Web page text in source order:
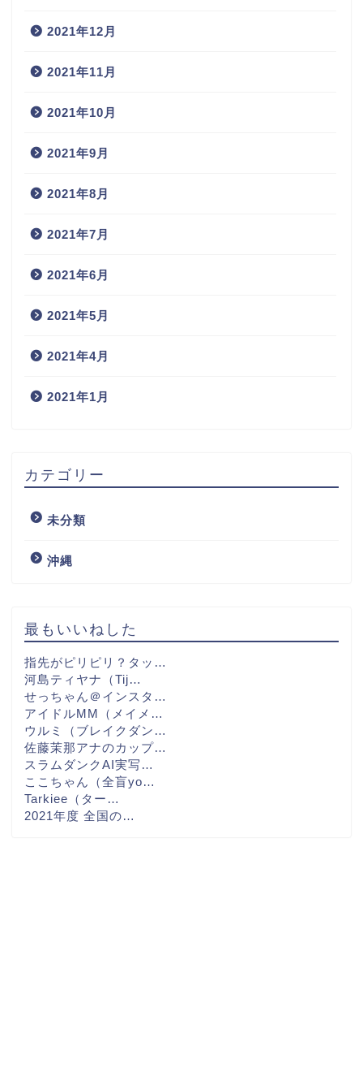
2021年12月
2021年11月
2021年10月
2021年9月
2021年8月
2021年7月
2021年6月
2021年5月
2021年4月
2021年1月
カテゴリー
未分類
沖縄
最もいいねした
指先がピリピリ？タッ…
河島ティヤナ（Tij…
せっちゃん＠インスタ…
アイドルMM（メイメ…
ウルミ（ブレイクダン…
佐藤茉那アナのカップ…
スラムダンクAI実写…
ここちゃん（全盲yo…
Tarkiee（ター…
2021年度 全国の…